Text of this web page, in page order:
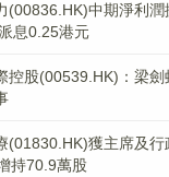
(00836.HK)中期淨利
息0.25港元
控股(00539.HK)：梁
(01830.HK)獲主席及
持70.9萬股